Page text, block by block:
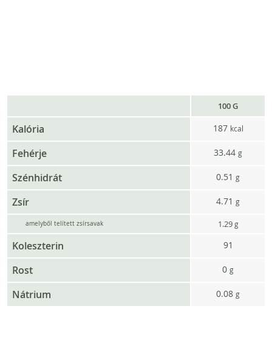
100 G
Kalória 187 kcal
Fehérje 33.44 g
Szénhidrát 0.51 g
Zsír 4.71 g
amelyből telített zsírsavak 1.29g
Koleszterin 91
Rost 0 g
Nátrium 0.08 g